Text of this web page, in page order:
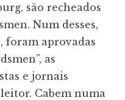
são recheados
Num desses,
foram aprovadas
as
e jornais
Cabem numa